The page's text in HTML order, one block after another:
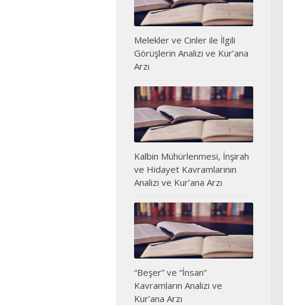
Melekler ve Cinler ile İlgili
Görüşlerin Analizi ve Kur’ana
Arzı
Kalbin Mühürlenmesi, İnşirah
ve Hidayet Kavramlarının
Analizi ve Kur’ana Arzı
“Beşer” ve “İnsan”
Kavramların Analizi ve
Kur’ana Arzı